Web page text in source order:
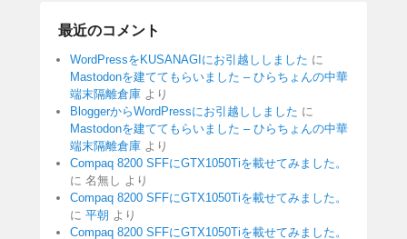
最近のコメント
WordPressをKUSANAGIにお引越ししました に
Mastodonを建ててもらいました – ひらちょんの中華
端末隔離倉庫 より
BloggerからWordPressにお引越ししました に
Mastodonを建ててもらいました – ひらちょんの中華
端末隔離倉庫 より
Compaq 8200 SFFにGTX1050Tiを載せてみました。
に 名無し より
Compaq 8200 SFFにGTX1050Tiを載せてみました。
に 平朝 より
Compaq 8200 SFFにGTX1050Tiを載せてみました。